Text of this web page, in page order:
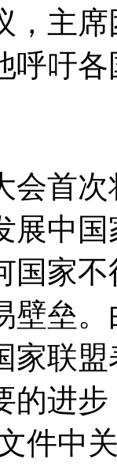
，主
呼吁
首次
展中
国家
壁垒
家联
的进
件中